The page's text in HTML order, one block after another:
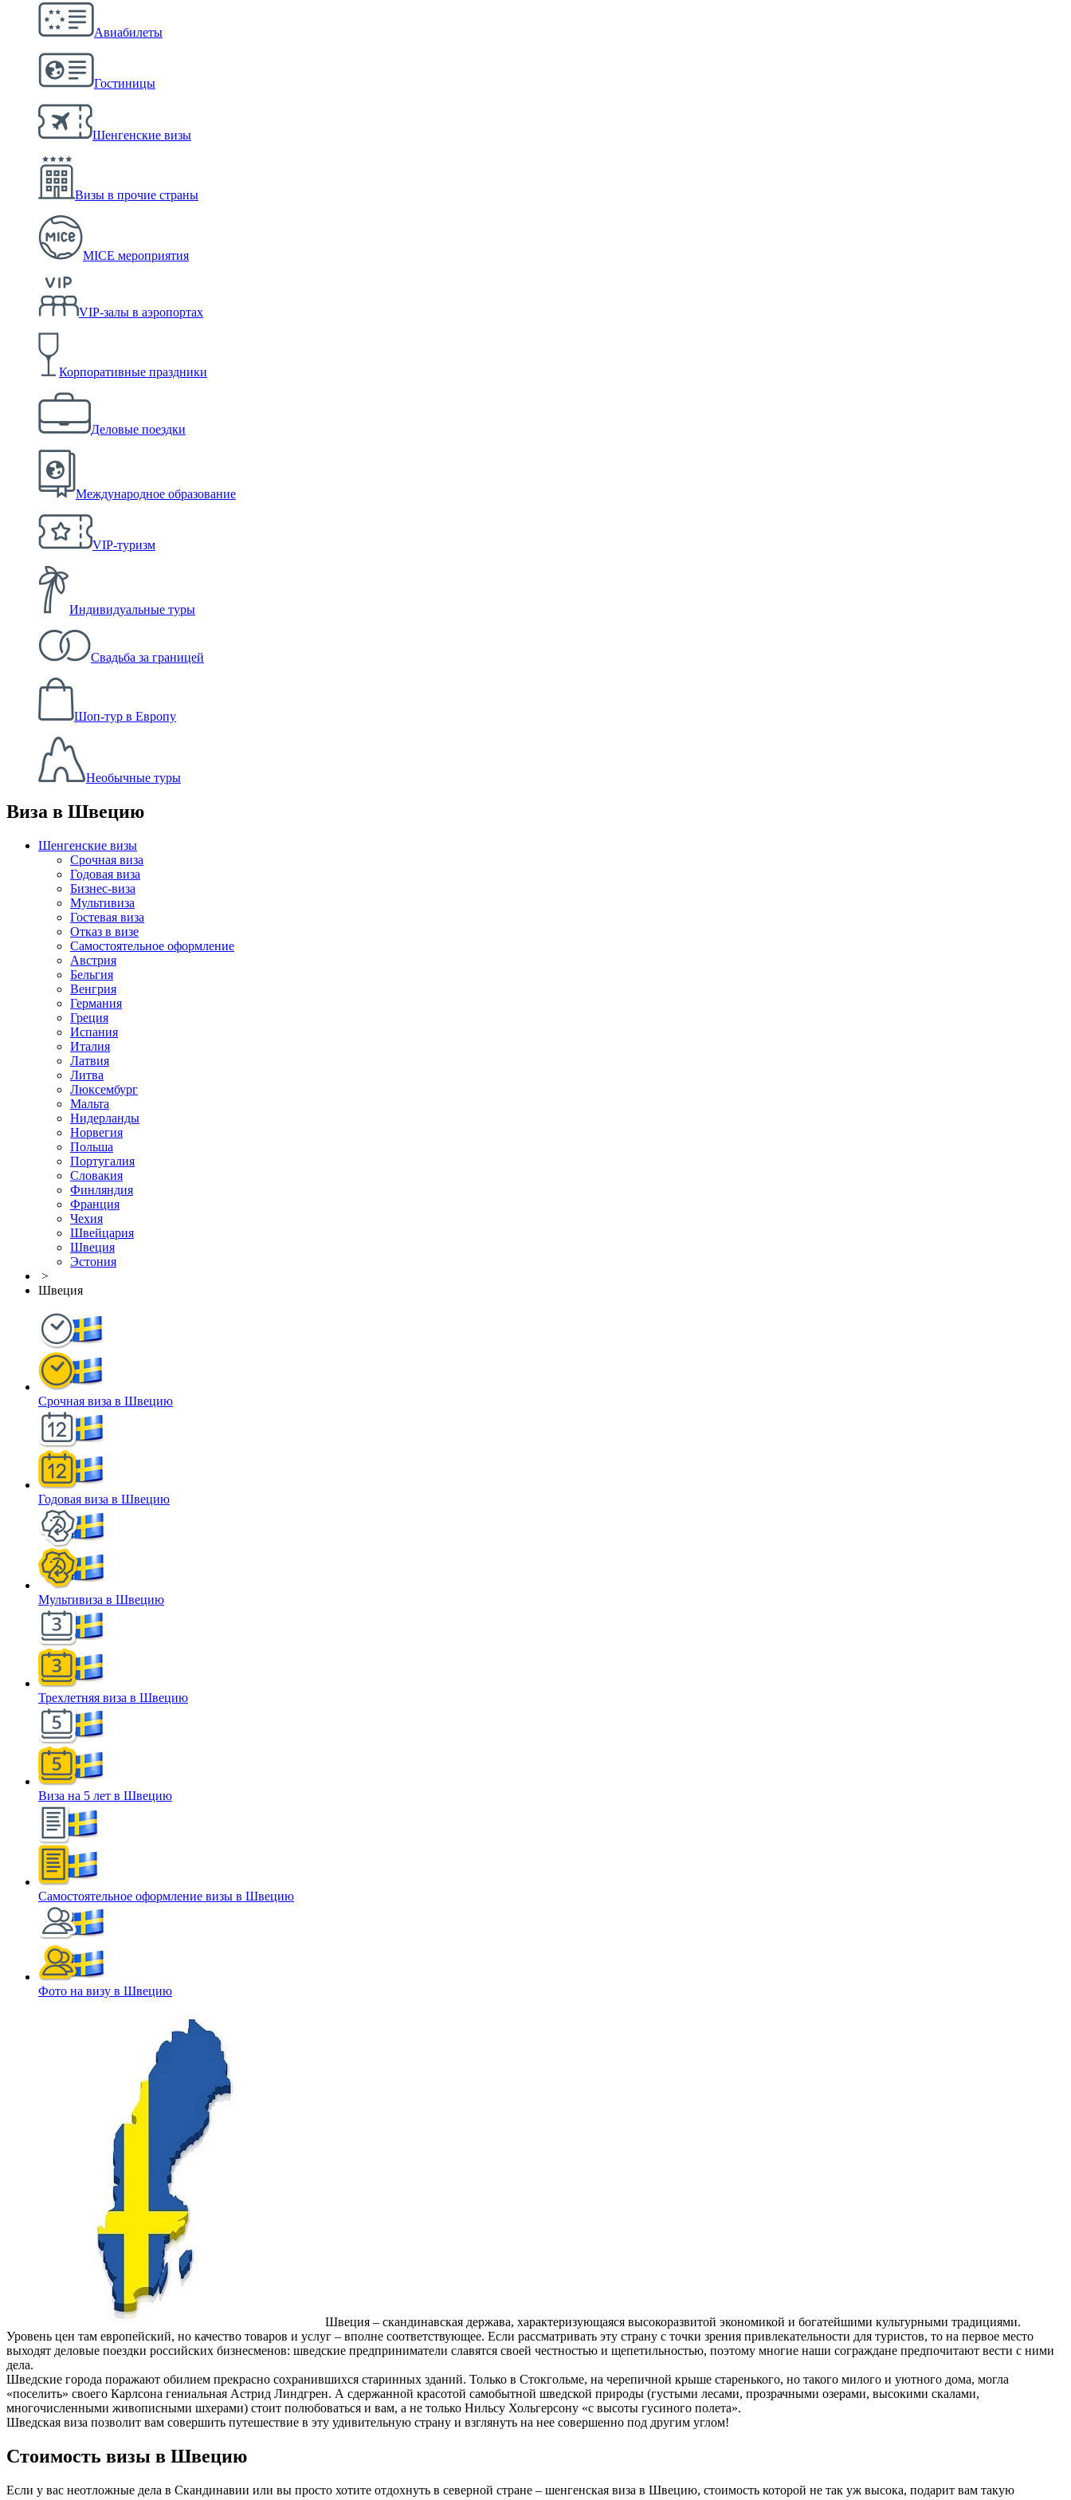
Авиабилеты
Гостиницы
Шенгенские визы
Визы в прочие страны
MICE мероприятия
VIP-залы в аэропортах
Корпоративные праздники
Деловые поездки
Международное образование
VIP-туризм
Индивидуальные туры
Свадьба за границей
Шоп-тур в Европу
Необычные туры
Виза в Швецию
Шенгенские визы
Срочная виза
Годовая виза
Бизнес-виза
Мультивиза
Гостевая виза
Отказ в визе
Самостоятельное оформление
Австрия
Бельгия
Венгрия
Германия
Греция
Испания
Италия
Латвия
Литва
Люксембург
Мальта
Нидерланды
Норвегия
Польша
Португалия
Словакия
Финляндия
Франция
Чехия
Швейцария
Швеция
Эстония
>
Швеция
Срочная виза в Швецию
Годовая виза в Швецию
Мультивиза в Швецию
Трехлетняя виза в Швецию
Виза на 5 лет в Швецию
Самостоятельное оформление визы в Швецию
Фото на визу в Швецию
Швеция – скандинавская держава, характеризующаяся высокоразвитой экономикой и богатейшими культурными традициями.
Уровень цен там европейский, но качество товаров и услуг – вполне соответствующее. Если рассматривать эту страну с точки зрения привлекательности для туристов, то на первое место
выходят деловые поездки российских бизнесменов: шведские предприниматели славятся своей честностью и щепетильностью, поэтому многие наши сограждане предпочитают вести с ними
дела.
Шведские города поражают обилием прекрасно сохранившихся старинных зданий. Только в Стокгольме, на черепичной крыше старенького, но такого милого и уютного дома, могла
«поселить» своего Карлсона гениальная Астрид Линдгрен. А сдержанной красотой самобытной шведской природы (густыми лесами, прозрачными озерами, высокими скалами,
многочисленными живописными шхерами) стоит полюбоваться и вам, а не только Нильсу Хольгерсону «с высоты гусиного полета».
Шведская виза позволит вам совершить путешествие в эту удивительную страну и взглянуть на нее совершенно под другим углом!
Стоимость визы в Швецию
Если у вас неотложные дела в Скандинавии или вы просто хотите отдохнуть в северной стране – шенгенская виза в Швецию, стоимость которой не так уж высока, подарит вам такую